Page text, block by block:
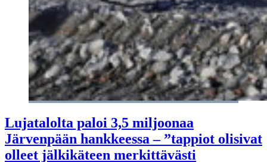
Lujatalolta paloi 3,5 miljoonaa
Järvenpään hankkeessa – ”tappiot olisivat
olleet jälkikäteen merkittävästi